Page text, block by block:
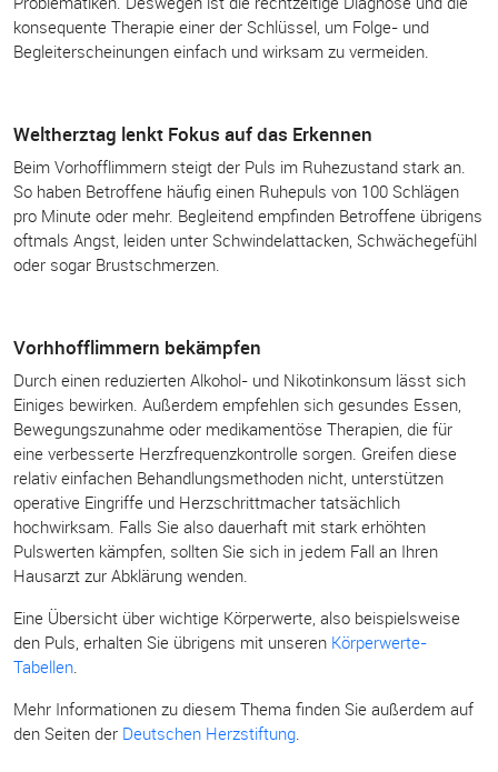
konsequente Therapie einer der Schlüssel, um Folge- und
Begleiterscheinungen einfach und wirksam zu vermeiden.
Weltherztag lenkt Fokus auf das Erkennen
Beim Vorhofflimmern steigt der Puls im Ruhezustand stark an.
So haben Betroffene häufig einen Ruhepuls von 100 Schlägen
pro Minute oder mehr. Begleitend empfinden Betroffene übrigens
oftmals Angst, leiden unter Schwindelattacken, Schwächegefühl
oder sogar Brustschmerzen.
Vorhhofflimmern bekämpfen
Durch einen reduzierten Alkohol- und Nikotinkonsum lässt sich
Einiges bewirken. Außerdem empfehlen sich gesundes Essen,
Bewegungszunahme oder medikamentöse Therapien, die für
eine verbesserte Herzfrequenzkontrolle sorgen. Greifen diese
relativ einfachen Behandlungsmethoden nicht, unterstützen
operative Eingriffe und Herzschrittmacher tatsächlich
hochwirksam. Falls Sie also dauerhaft mit stark erhöhten
Pulswerten kämpfen, sollten Sie sich in jedem Fall an Ihren
Hausarzt zur Abklärung wenden.
Eine Übersicht über wichtige Körperwerte, also beispielsweise
den Puls, erhalten Sie übrigens mit unseren Körperwerte-
Tabellen.
Mehr Informationen zu diesem Thema finden Sie außerdem auf
den Seiten der Deutschen Herzstiftung.